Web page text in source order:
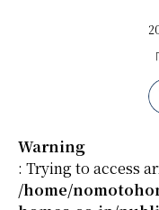
Warning
: Trying to access
/home/